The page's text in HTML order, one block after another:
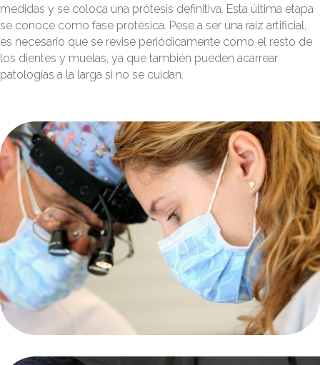
medidas y se coloca una prótesis definitiva. Esta última etapa
se conoce como fase protésica. Pese a ser una raíz artificial,
es necesario que se revise periódicamente como el resto de
los dientes y muelas, ya que también pueden acarrear
patologías a la larga si no se cuidan.